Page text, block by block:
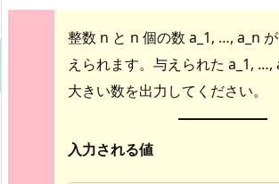
整数 n と n 個の数 a_1, …, a_n
えられます。与えられた a_1, …,
大きい数を出力してください。
入力される値